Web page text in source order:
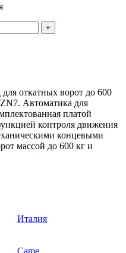
+
откатных ворот до 600
Автоматика для
платой
контроля движения
концевыми
массой до 600 кг и
Италия
Came